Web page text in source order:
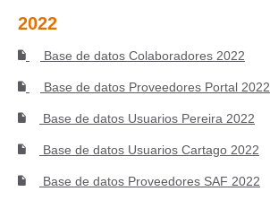
2022
Base de datos Colaboradores 2022
Base de datos Proveedores Portal 2022
Base de datos Usuarios Pereira 2022
Base de datos Usuarios Cartago 2022
Base de datos Proveedores SAF 2022